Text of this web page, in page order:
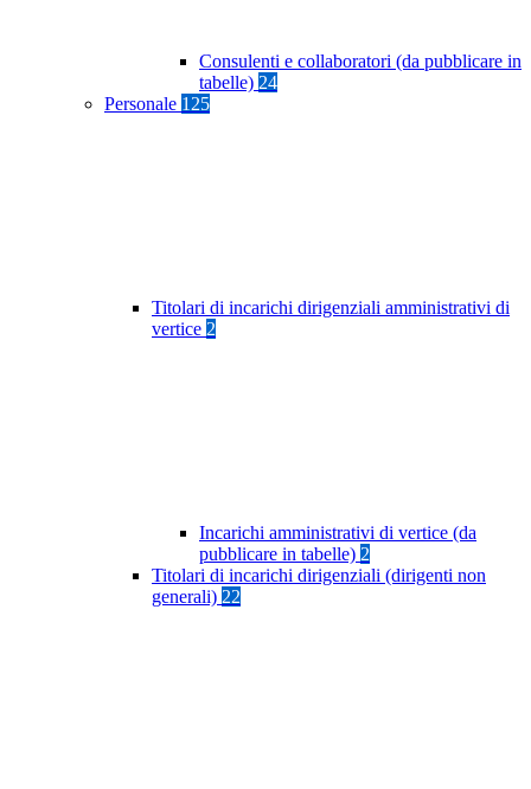
Consulenti e collaboratori (da pubblicare in
tabelle) 24
Personale 125
Titolari di incarichi dirigenziali amministrativi di
vertice 2
Incarichi amministrativi di vertice (da
pubblicare in tabelle) 2
Titolari di incarichi dirigenziali (dirigenti non
generali) 22